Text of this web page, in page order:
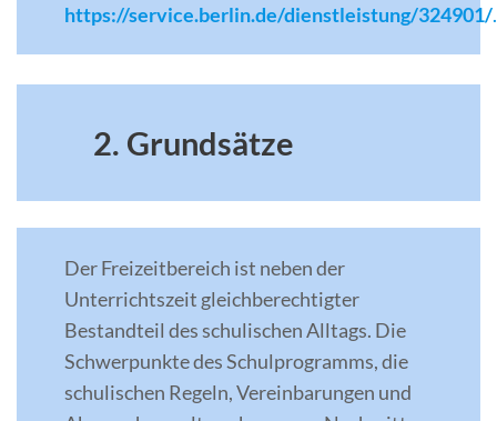
https://service.berlin.de/dienstleistung/324901/.
2. Grundsätze
Der Freizeitbereich ist neben der
Unterrichtszeit gleichberechtigter
Bestandteil des schulischen Alltags. Die
Schwerpunkte des Schulprogramms, die
schulischen Regeln, Vereinbarungen und